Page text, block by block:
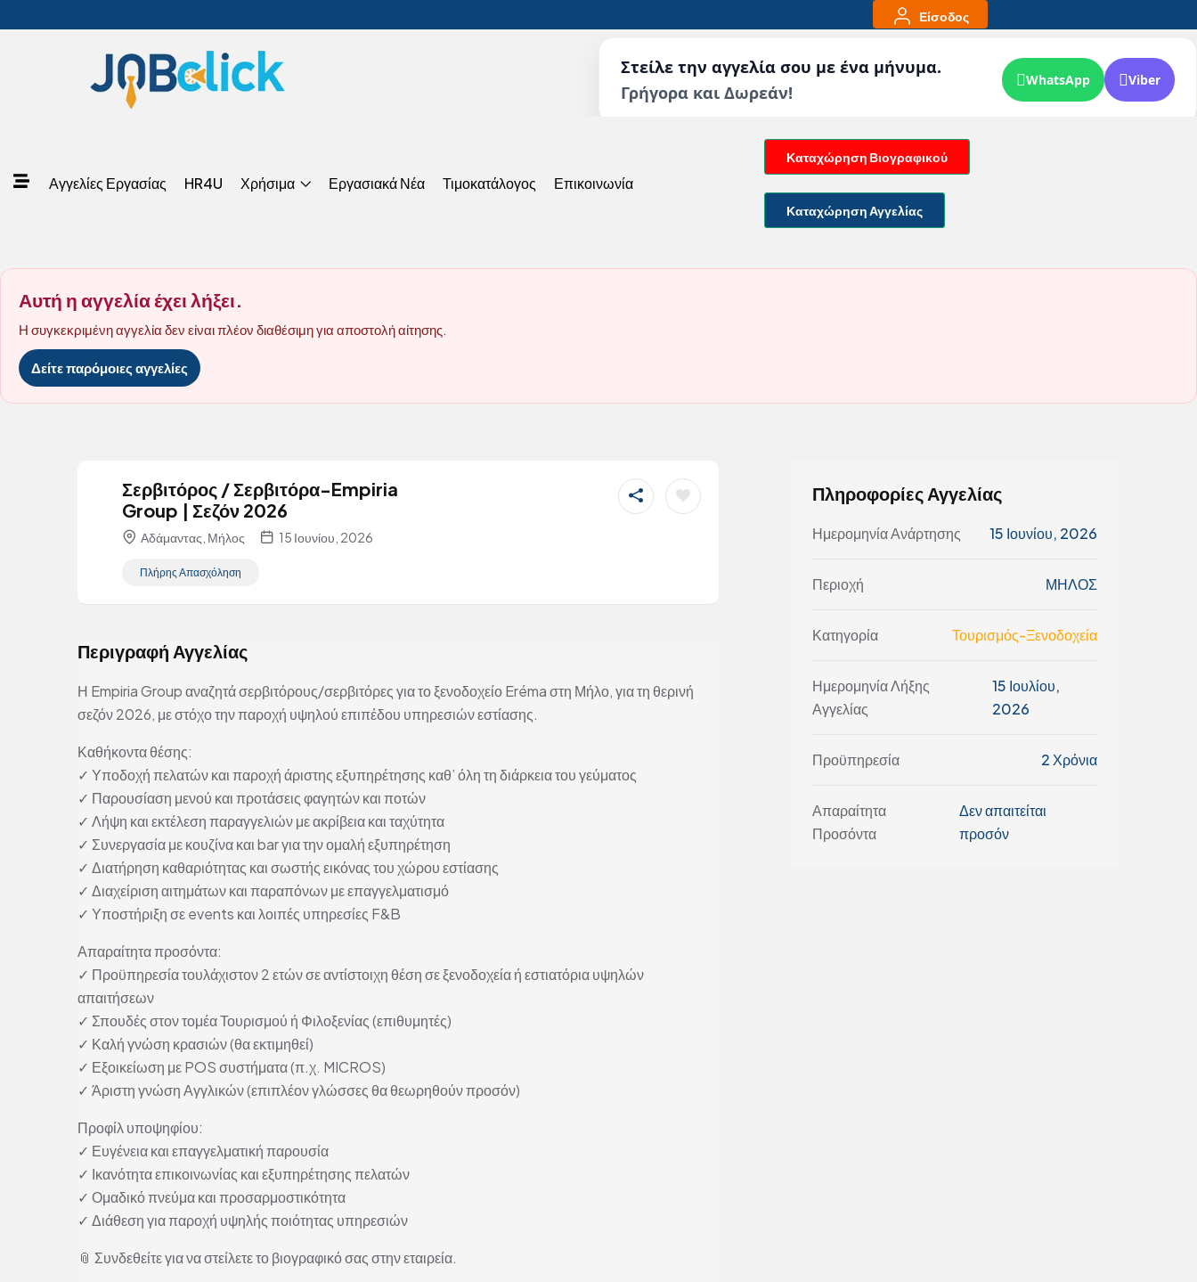
Είσοδος
Στείλε την αγγελία σου με ένα μήνυμα.
Γρήγορα και Δωρεάν!
WhatsApp Viber
Αγγελίες Εργασίας HR4U Χρήσιμα Εργασιακά Νέα Τιμοκατάλογος Επικοινωνία
Καταχώρηση Βιογραφικού
Καταχώρηση Αγγελίας
Αυτή η αγγελία έχει λήξει.
Η συγκεκριμένη αγγελία δεν είναι πλέον διαθέσιμη για αποστολή αίτησης.
Δείτε παρόμοιες αγγελίες
Σερβιτόρος / Σερβιτόρα-Empiria
Group | Σεζόν 2026
Αδάμαντας, Μήλος 15 Ιουνίου, 2026
Πλήρης Απασχόληση
Περιγραφή Αγγελίας
Η Empiria Group αναζητά σερβιτόρους/σερβιτόρες για το ξενοδοχείο Eréma στη Μήλο, για τη θερινή
σεζόν 2026, με στόχο την παροχή υψηλού επιπέδου υπηρεσιών εστίασης.
Καθήκοντα θέσης:
✓ Υποδοχή πελατών και παροχή άριστης εξυπηρέτησης καθ’ όλη τη διάρκεια του γεύματος
✓ Παρουσίαση μενού και προτάσεις φαγητών και ποτών
✓ Λήψη και εκτέλεση παραγγελιών με ακρίβεια και ταχύτητα
✓ Συνεργασία με κουζίνα και bar για την ομαλή εξυπηρέτηση
✓ Διατήρηση καθαριότητας και σωστής εικόνας του χώρου εστίασης
✓ Διαχείριση αιτημάτων και παραπόνων με επαγγελματισμό
✓ Υποστήριξη σε events και λοιπές υπηρεσίες F&B
Απαραίτητα προσόντα:
✓ Προϋπηρεσία τουλάχιστον 2 ετών σε αντίστοιχη θέση σε ξενοδοχεία ή εστιατόρια υψηλών
απαιτήσεων
✓ Σπουδές στον τομέα Τουρισμού ή Φιλοξενίας (επιθυμητές)
✓ Καλή γνώση κρασιών (θα εκτιμηθεί)
✓ Εξοικείωση με POS συστήματα (π.χ. MICROS)
✓ Άριστη γνώση Αγγλικών (επιπλέον γλώσσες θα θεωρηθούν προσόν)
Προφίλ υποψηφίου:
✓ Ευγένεια και επαγγελματική παρουσία
✓ Ικανότητα επικοινωνίας και εξυπηρέτησης πελατών
✓ Ομαδικό πνεύμα και προσαρμοστικότητα
✓ Διάθεση για παροχή υψηλής ποιότητας υπηρεσιών
📎 Συνδεθείτε για να στείλετε το βιογραφικό σας στην εταιρεία.
Πληροφορίες Αγγελίας
Ημερομηνία Ανάρτησης 15 Ιουνίου, 2026
Περιοχή ΜΗΛΟΣ
Κατηγορία Τουρισμός-Ξενοδοχεία
Ημερομηνία Λήξης
Αγγελίας
15 Ιουλίου,
2026
Προϋπηρεσία 2 Χρόνια
Απαραίτητα
Προσόντα
Δεν απαιτείται
προσόν